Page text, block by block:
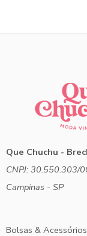
Que Chuchu -
CNPJ: 30.550.303/
Campinas - SP
Bolsas & Acessórios